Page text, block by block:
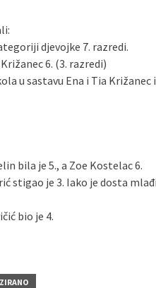
djevojke 7. razredi.
6. (3. razredi)
u sastavu Ena i Tia Križanec
bila je 5., a Zoe Kostelac 6.
stigao je 3. Iako je dosta
bio je 4.